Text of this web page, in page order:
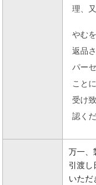
理、
やむ
返品
パー
こと
受け
認く
万一、
引渡し
いただ